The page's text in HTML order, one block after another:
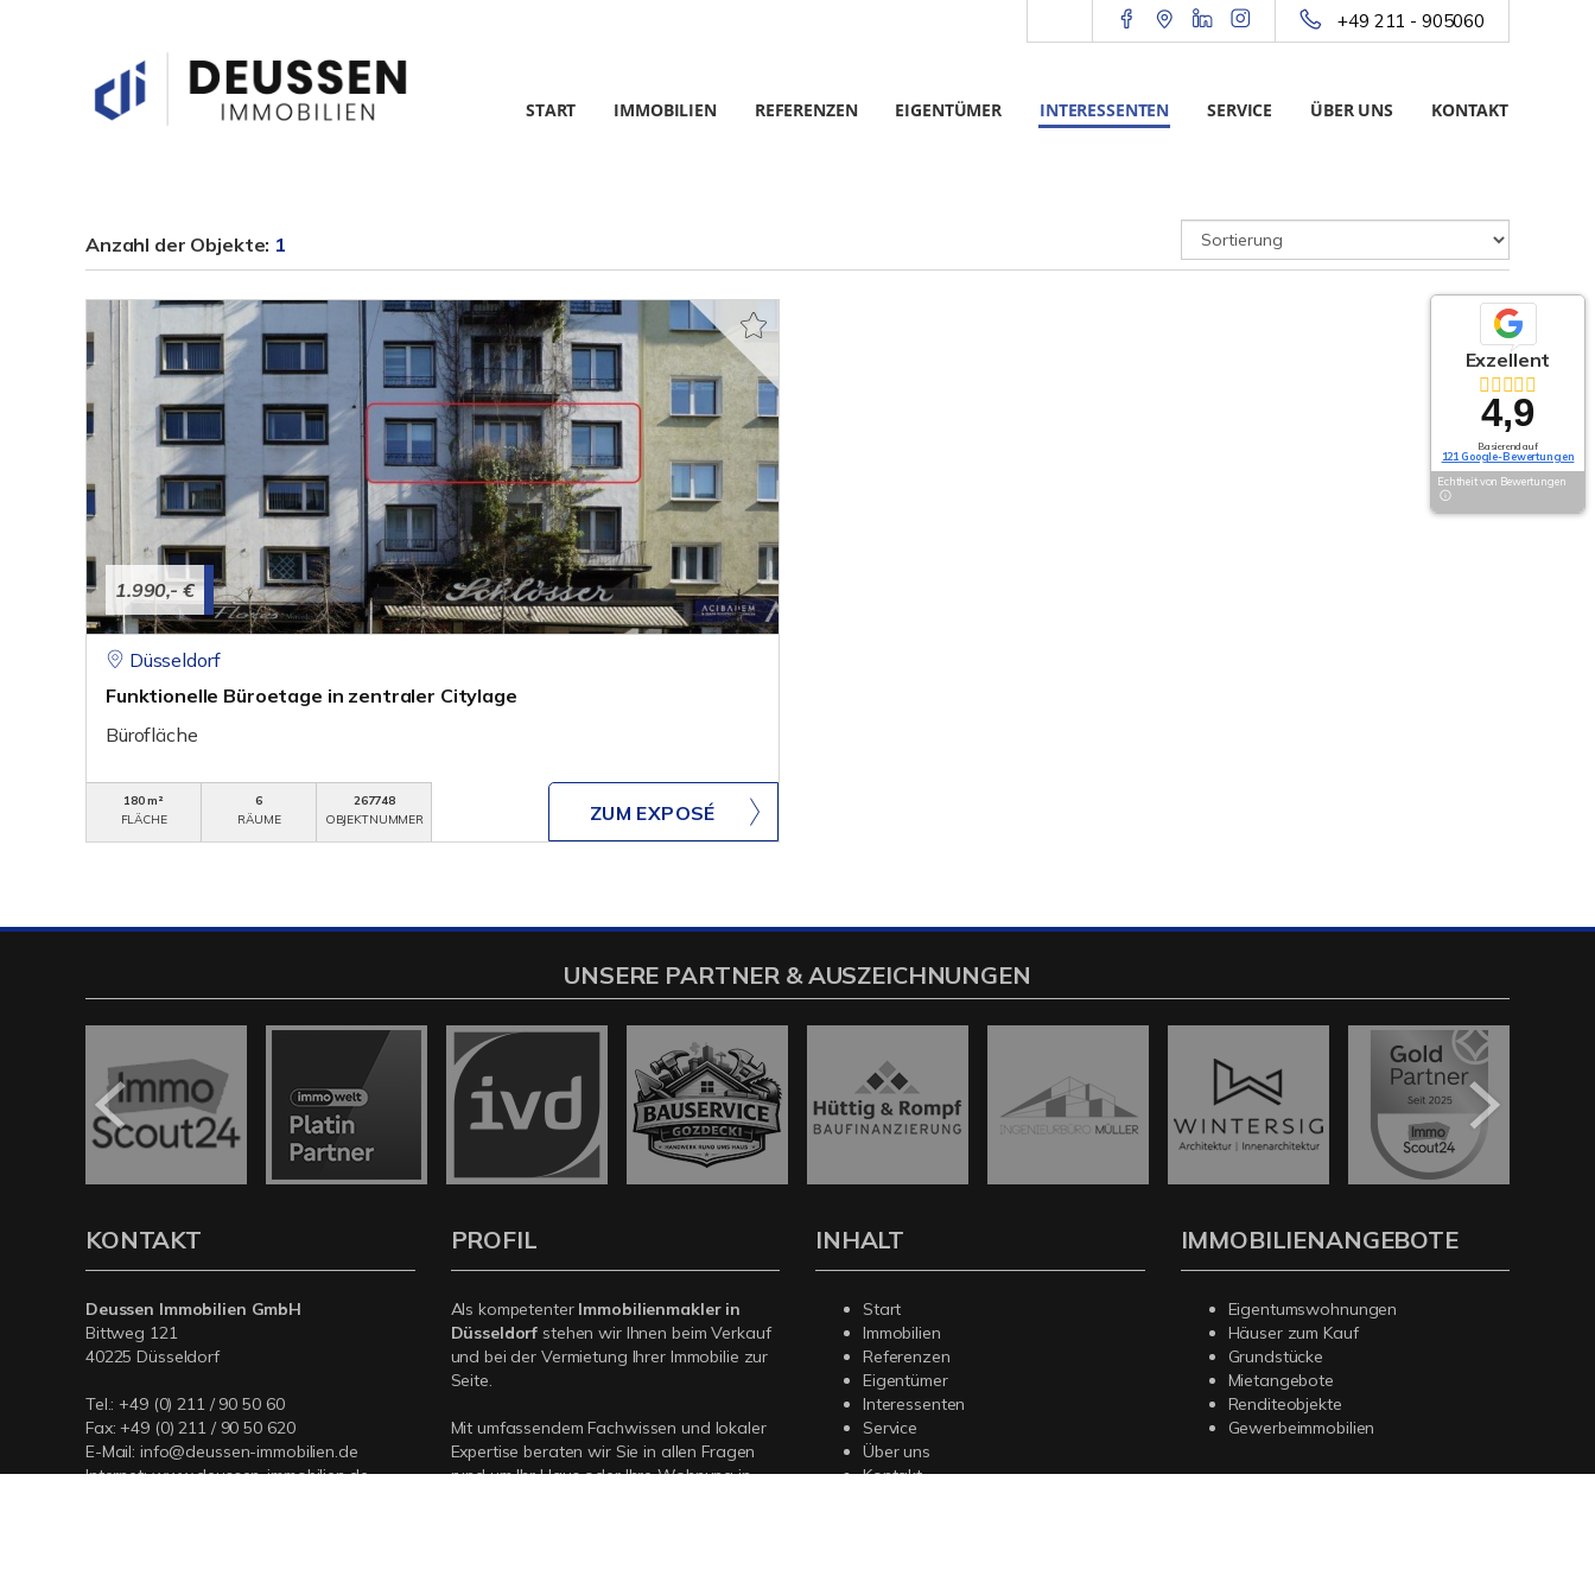
+49 211 - 905060
START IMMOBILIEN REFERENZEN EIGENTÜMER INTERESSENTEN SERVICE ÜBER UNS KONTAKT
Anzahl der Objekte: 1
1.990,- €
Düsseldorf
Funktionelle Büroetage in zentraler Citylage
Bürofläche
180 m²
FLÄCHE
6
RÄUME
267748
OBJEKTNUMMER
ZUM EXPOSÉ
Exzellent
4,9
Basierend auf
121 Google-Bewertungen
Echtheit von Bewertungen
UNSERE PARTNER & AUSZEICHNUNGEN
KONTAKT
Deussen Immobilien GmbH
Bittweg 121
40225 Düsseldorf
Tel.:+49 (0) 211 / 90 50 60
Fax: +49 (0) 211 / 90 50 620
E-Mail: info@deussen-immobilien.de
Internet:www.deussen-immobilien.de
PROFIL
Als kompetenter Immobilienmakler in
Düsseldorf stehen wir Ihnen beim Verkauf
und bei der Vermietung Ihrer Immobilie zur
Seite.
Mit umfassendem Fachwissen und lokaler
Expertise beraten wir Sie in allen Fragen
rund um Ihr Haus oder Ihre Wohnung in
INHALT
Start
Immobilien
Referenzen
Eigentümer
Interessenten
Service
Über uns
Kontakt
IMMOBILIENANGEBOTE
Eigentumswohnungen
Häuser zum Kauf
Grundstücke
Mietangebote
Renditeobjekte
Gewerbeimmobilien